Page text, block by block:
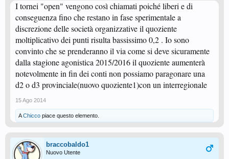
I tornei "open" vengono così chiamati poiché liberi e di
conseguenza fino che restano in fase sperimentale a
discrezione delle società organizzative il quoziente
moltiplicativo dei punti risulta bassissimo 0,2 . Io sono
convinto che se prenderanno il via come si deve sicuramente
dalla stagione agonistica 2015/2016 il quoziente aumenterà
notevolmente in fin dei conti non possiamo paragonare una
d2 o d3 provinciale(nuovo quoziente1)con un interregionale
15 Ago 2014
AChicco piace questo elemento.
braccobaldo1
Nuovo Utente